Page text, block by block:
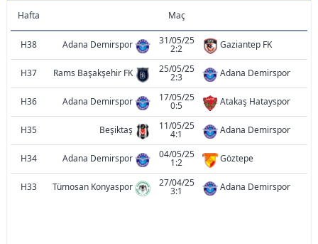
Hafta Maç
H38 Adana Demirspor 31/05/25
2:2 Gaziantep FK
H37 Rams Başakşehir FK 25/05/25
2:3 Adana Demirspor
H36 Adana Demirspor 17/05/25
0:5 Atakaş Hatayspor
H35 Beşiktaş 11/05/25
4:1 Adana Demirspor
H34 Adana Demirspor 04/05/25
1:2 Göztepe
H33 Tümosan Konyaspor 27/04/25
3:1 Adana Demirspor